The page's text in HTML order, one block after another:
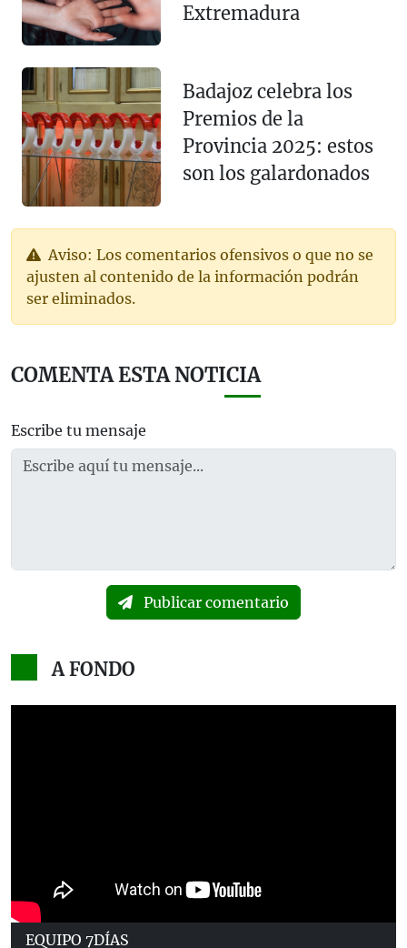
Extremadura
Badajoz celebra los
Premios de la
Provincia 2025: estos
son los galardonados
Aviso: Los comentarios ofensivos o que no se
ajusten al contenido de la información podrán
ser eliminados.
COMENTA ESTA NOTICIA
Escribe tu mensaje
Publicar comentario
A FONDO
EQUIPO 7DÍAS